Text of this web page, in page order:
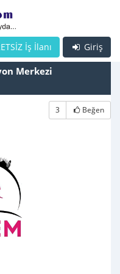
Giriş
İş İlanı
Merkezi
3 Beğen